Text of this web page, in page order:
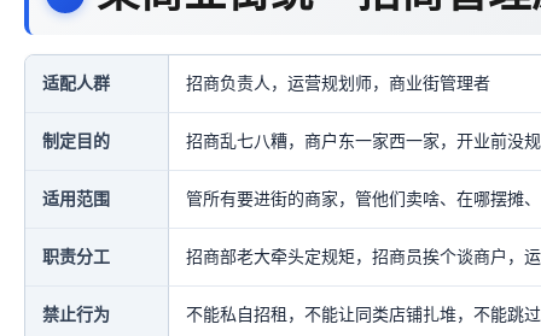
适配人群 招商负责人，运营规划师，商业街管理者
制定目的 招商乱七八糟，商户东一家西一家，开业前没
适用范围 管所有要进街的商家，管他们卖啥、在哪摆摊
职责分工 招商部老大牵头定规矩，招商员挨个谈商户，
禁止行为 不能私自招租，不能让同类店铺扎堆，不能跳